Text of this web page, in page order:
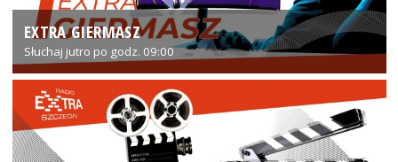
EXTRA GIERMASZ
Słuchaj jutro po godz. 09:00